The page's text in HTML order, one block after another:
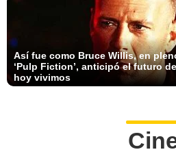
Así fue como Bruce Willis, en
‘Pulp Fiction’, anticipó el futuro
hoy vivimos